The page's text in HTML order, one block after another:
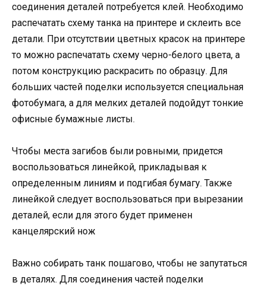
соединения деталей потребуется клей. Необходимо
распечатать схему танка на принтере и склеить все
детали. При отсутствии цветных красок на принтере
то можно распечатать схему черно-белого цвета, а
потом конструкцию раскрасить по образцу. Для
больших частей поделки используется специальная
фотобумага, а для мелких деталей подойдут тонкие
офисные бумажные листы.
Чтобы места загибов были ровными, придется
воспользоваться линейкой, прикладывая к
определенным линиям и подгибая бумагу. Также
линейкой следует воспользоваться при вырезании
деталей, если для этого будет применен
канцелярский нож
Важно собирать танк пошагово, чтобы не запутаться
в деталях. Для соединения частей поделки